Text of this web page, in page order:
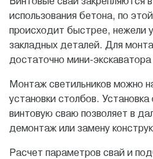
использования бетона, по
происходит быстрее, нежели
закладных деталей. Для
достаточно мини-
Монтаж светильников можно
установки столбов.
винтовую сваю позволяет в
демонтаж или замену
Расчет параметров свай и